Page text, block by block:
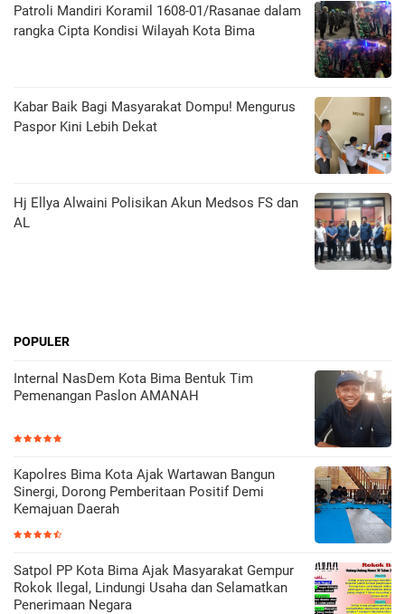
Patroli Mandiri Koramil 1608-01/Rasanae dalam
rangka Cipta Kondisi Wilayah Kota Bima
Kabar Baik Bagi Masyarakat Dompu! Mengurus
Paspor Kini Lebih Dekat
Hj Ellya Alwaini Polisikan Akun Medsos FS dan
AL
POPULER
Internal NasDem Kota Bima Bentuk Tim
Pemenangan Paslon AMANAH
Kapolres Bima Kota Ajak Wartawan Bangun
Sinergi, Dorong Pemberitaan Positif Demi
Kemajuan Daerah
Satpol PP Kota Bima Ajak Masyarakat Gempur
Rokok Ilegal, Lindungi Usaha dan Selamatkan
Penerimaan Negara